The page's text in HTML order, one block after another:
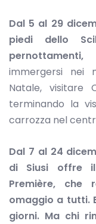
Dal 5 al 29
piedi dello
immergersi nei
Natale, visitare
terminando la
carrozza nel
Dal 7 al 24
di Siusi offre
Première, che
omaggio a tutti.
giorni. Ma chi